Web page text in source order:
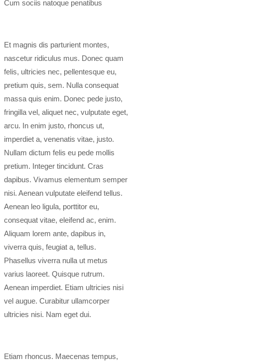
Cum sociis natoque penatibus
Et magnis dis parturient montes,
nascetur ridiculus mus. Donec quam
felis, ultricies nec, pellentesque eu,
pretium quis, sem. Nulla consequat
massa quis enim. Donec pede justo,
fringilla vel, aliquet nec, vulputate eget,
arcu. In enim justo, rhoncus ut,
imperdiet a, venenatis vitae, justo.
Nullam dictum felis eu pede mollis
pretium. Integer tincidunt. Cras
dapibus. Vivamus elementum semper
nisi. Aenean vulputate eleifend tellus.
Aenean leo ligula, porttitor eu,
consequat vitae, eleifend ac, enim.
Aliquam lorem ante, dapibus in,
viverra quis, feugiat a, tellus.
Phasellus viverra nulla ut metus
varius laoreet. Quisque rutrum.
Aenean imperdiet. Etiam ultricies nisi
vel augue. Curabitur ullamcorper
ultricies nisi. Nam eget dui.
Etiam rhoncus. Maecenas tempus,